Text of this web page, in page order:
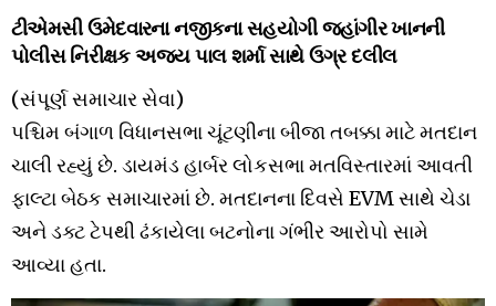
ટીએમસીઉમેદવારનાનજીકનાસહયોગીજહાંગીરખાનની
પોલીસનિરીક્ષકઅજયપાલશર્માસાથેઉગ્રદલીલ
(સંપૂર્ણસમાચારસેવા)​
પશ્ચિમ બંગાળ વિધાનસભાચૂંટણીનાબીજાતબક્કામાટેમતદાન
ચાલીરહ્યું છે. ડાયમંડહાર્બરલોકસભામતવિસ્તારમાંઆવતી
ફાલ્ટાબેઠક સમાચારમાંછે. મતદાનના દિવસે EVMસાથે ચેડા
અનેડક્ટટેપથીઢંકાયેલાબટનોનાગંભીરઆરોપો સામે
આવ્યાહતા.